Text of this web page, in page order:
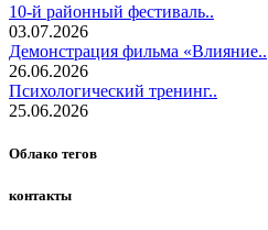
10-й районный фестиваль..
03.07.2026
Демонстрация фильма «Влияние..
26.06.2026
Психологический тренинг..
25.06.2026
Облако тегов
контакты